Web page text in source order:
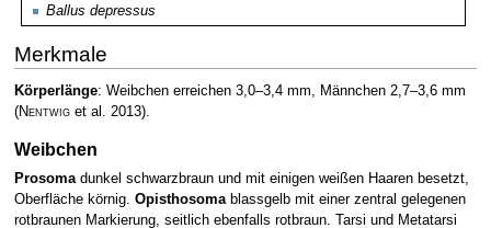
Ballus depressus
Merkmale
Körperlänge: Weibchen erreichen 3,0–3,4 mm, Männchen 2,7–3,6 mm
(Nentwiget al. 2013).
Weibchen
Prosomadunkel schwarzbraun und mit einigen weißen Haaren besetzt,
Oberfläche körnig. Opisthosomablassgelb mit einer zentral gelegenen
rotbraunen Markierung, seitlich ebenfalls rotbraun. Tarsi und Metatarsi